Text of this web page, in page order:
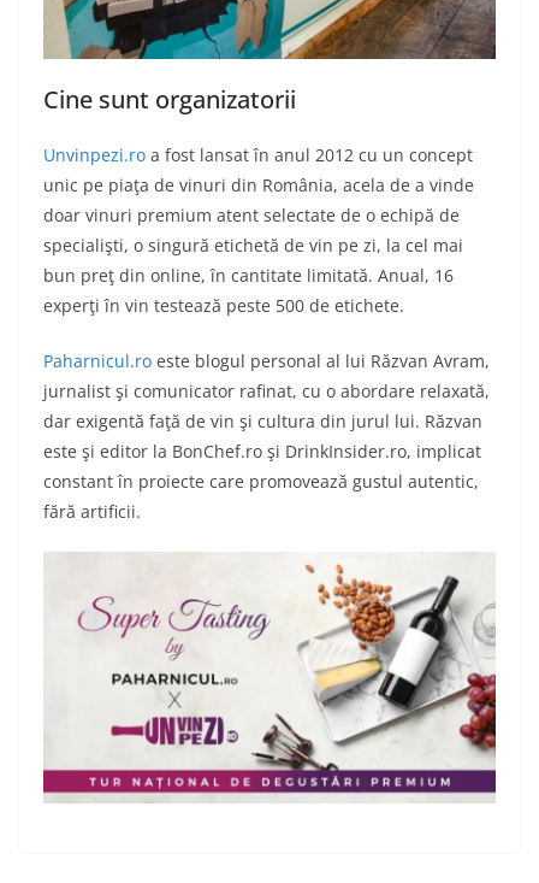
Cine sunt organizatorii
Unvinpezi.ro a fost lansat în anul 2012 cu un concept
unic pe piaţa de vinuri din România, acela de a vinde
doar vinuri premium atent selectate de o echipă de
specialişti, o singură etichetă de vin pe zi, la cel mai
bun preţ din online, în cantitate limitată. Anual, 16
experţi în vin testează peste 500 de etichete.
Paharnicul.ro este blogul personal al lui Răzvan Avram,
jurnalist şi comunicator rafinat, cu o abordare relaxată,
dar exigentă faţă de vin şi cultura din jurul lui. Răzvan
este şi editor la BonChef.ro şi DrinkInsider.ro, implicat
constant în proiecte care promovează gustul autentic,
fără artificii.